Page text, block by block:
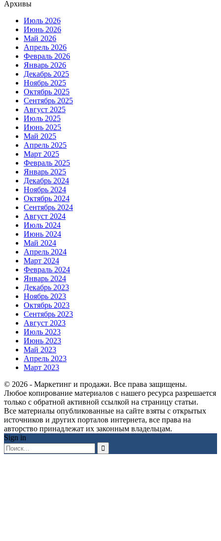
Архивы
Июль 2026
Июнь 2026
Май 2026
Апрель 2026
Февраль 2026
Январь 2026
Декабрь 2025
Ноябрь 2025
Октябрь 2025
Сентябрь 2025
Август 2025
Июль 2025
Июнь 2025
Май 2025
Апрель 2025
Март 2025
Февраль 2025
Январь 2025
Декабрь 2024
Ноябрь 2024
Октябрь 2024
Сентябрь 2024
Август 2024
Июль 2024
Июнь 2024
Май 2024
Апрель 2024
Март 2024
Февраль 2024
Январь 2024
Декабрь 2023
Ноябрь 2023
Октябрь 2023
Сентябрь 2023
Август 2023
Июль 2023
Июнь 2023
Май 2023
Апрель 2023
Март 2023
© 2026 - Маркетинг и продажи. Все права защищены.
Любое копирование материалов с нашего ресурса разрешается
только с обратной активной ссылкой на страницу статьи.
Все материалы опубликованные на сайте взяты с открытых
источников и других порталов интернета, все права на
авторство принадлежат их законным владельцам.
Sign in